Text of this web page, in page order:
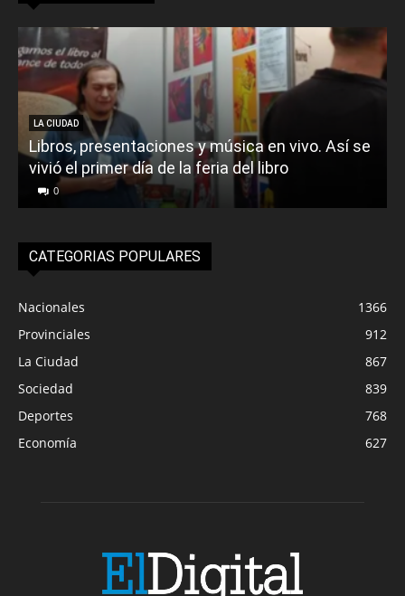
LA CIUDAD
Libros, presentaciones y música en vivo. Así se
vivió el primer día de la feria del libro
0
CATEGORIAS POPULARES
Nacionales
1366
Provinciales
912
La Ciudad
867
Sociedad
839
Deportes
768
Economía
627